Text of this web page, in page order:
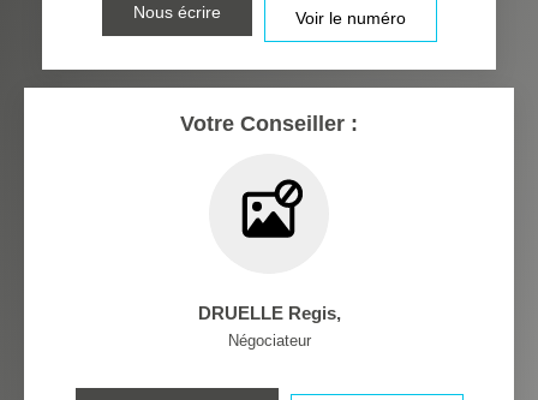
Nous écrire Voir le numéro
Votre Conseiller :
DRUELLE Regis,
Négociateur